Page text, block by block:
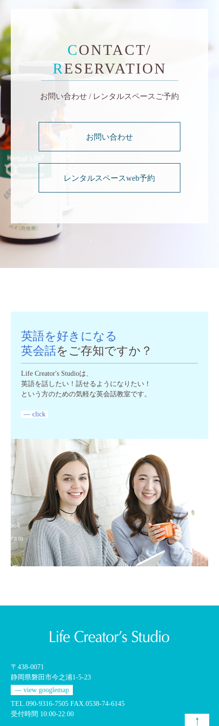
CONTACT/
RESERVATION
お問い合わせ / レンタルスペースご予約
お問い合わせ
レンタルスペースweb予約
英語を好きになる
英会話をご存知ですか？
Life Creator's Studioは、
英語を話したい！話せるようになりたい！
という方のための気軽な英会話教室です。
— click
〒438-0071
静岡県磐田市今之浦1-5-23
— view googlemap
TEL.090-9316-7505 FAX.0538-74-6145
受付時間 10:00-22:00